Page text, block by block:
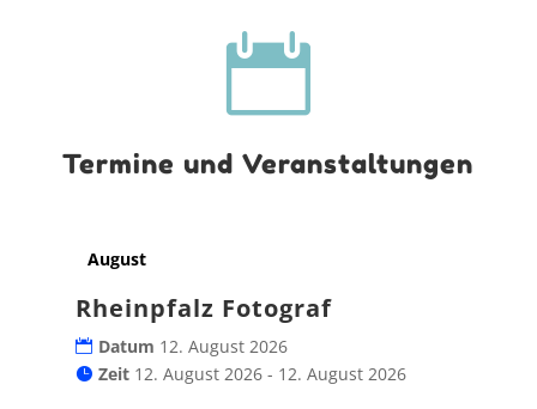

Termine und Veranstaltungen
August
Rheinpfalz Fotograf
Datum 12. August 2026
Zeit 12. August 2026 - 12. August 2026